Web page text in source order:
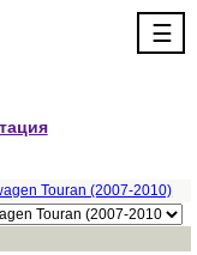
☰
Touran (2007-2010)